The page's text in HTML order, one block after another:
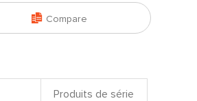
 Compare
Produits de série